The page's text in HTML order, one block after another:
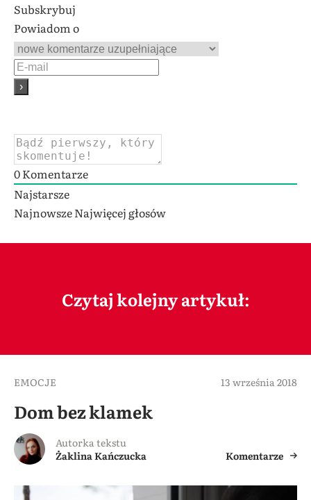
Subskrybuj
Powiadom o
0Komentarze
Najstarsze
NajnowszeNajwięcej głosów
Czytaj kolejny artykuł:
EMOCJE 13 września 2018
Dom bez klamek
Autorka tekstu
Żaklina Kańczucka
Komentarze